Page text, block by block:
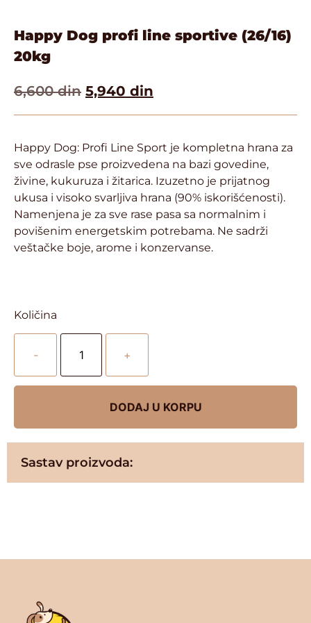
Happy Dog profi line sportive (26/16)
20kg
6,600din 5,940 din
Happy Dog: Profi Line Sport je kompletna hrana za
sve odrasle pse proizvedena na bazi govedine,
živine, kukuruza i žitarica. Izuzetno je prijatnog
ukusa i visoko svarljiva hrana (90% iskorišćenosti).
Namenjena je za sve rase pasa sa normalnim i
povišenim energetskim potrebama. Ne sadrži
veštačke boje, arome i konzervanse.
Količina
- +
DODAJ U KORPU
Sastav proizvoda: